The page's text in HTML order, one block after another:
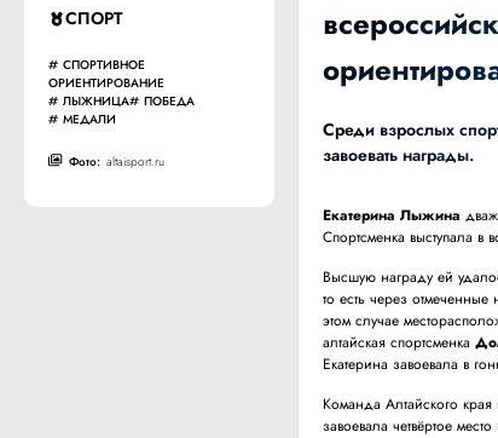
СПОРТ
СПОРТИВНОЕ
ОРИЕНТИРОВАНИЕ
ЛЫЖНИЦА
ПОБЕДА
МЕДАЛИ
Фото: altaisport.ru
Среди взрослых
завоевать награды.
Екатерина Лыжина
Спортсменка выступала в
Высшую награду ей
то есть через
этом случае
алтайская спортсменка
Екатерина завоевала в
Команда Алтайского края
завоевала четвёртое